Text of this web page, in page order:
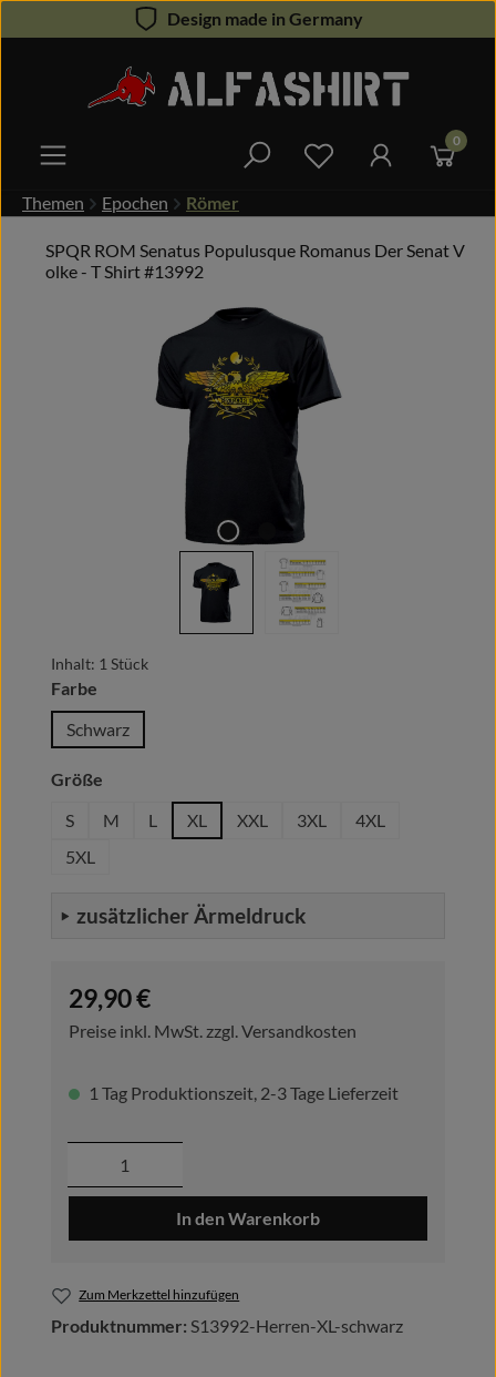
Zum Hauptinhalt springenDesign made in Germany
Du hast 0 0
Themen Epochen Römer
SPQR ROM Senatus Populusque Romanus Der Senat V
olke - T Shirt #13992
Bildergalerie überspringen
Inhalt: 1 Stück
Farbe
Schwarz
Größe
S
M L XL XXL 3XL
4XL
5XL
zusätzlicher Ärmeldruck
Regulärer Preis:
29,90 €
Preise inkl. MwSt. zzgl. Versandkosten
1 Tag Produktionszeit, 2-3 Tage Lieferzeit
Produkt Anzahl: Gib den gewünschten
In den Warenkorb
Zum Merkzettel hinzufügen
Produktnummer: S13992-Herren-XL-schwarz